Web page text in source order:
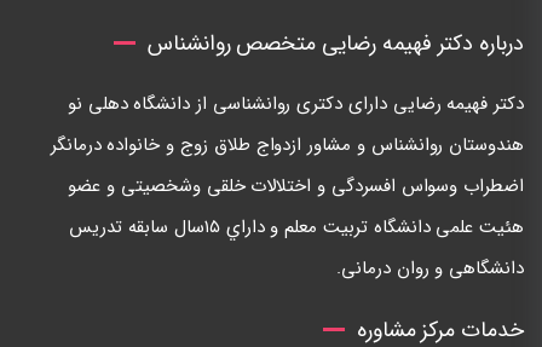
درباره دکتر فهیمه رضایی متخصص روانشناس
دكتر فهيمه رضايی دارای دكتری روانشناسی از دانشگاه دهلی نو
هندوستان روانشناس و مشاور ازدواج طلاق زوج و خانواده درمانگر
اضطراب وسواس افسردگی و اختلالات خلقی وشخصيتی و عضو
هئيت علمی دانشگاه تربيت معلم و داراي ١٥سال سابقه تدريس
دانشگاهی و روان درمانی.
خدمات مرکز مشاوره